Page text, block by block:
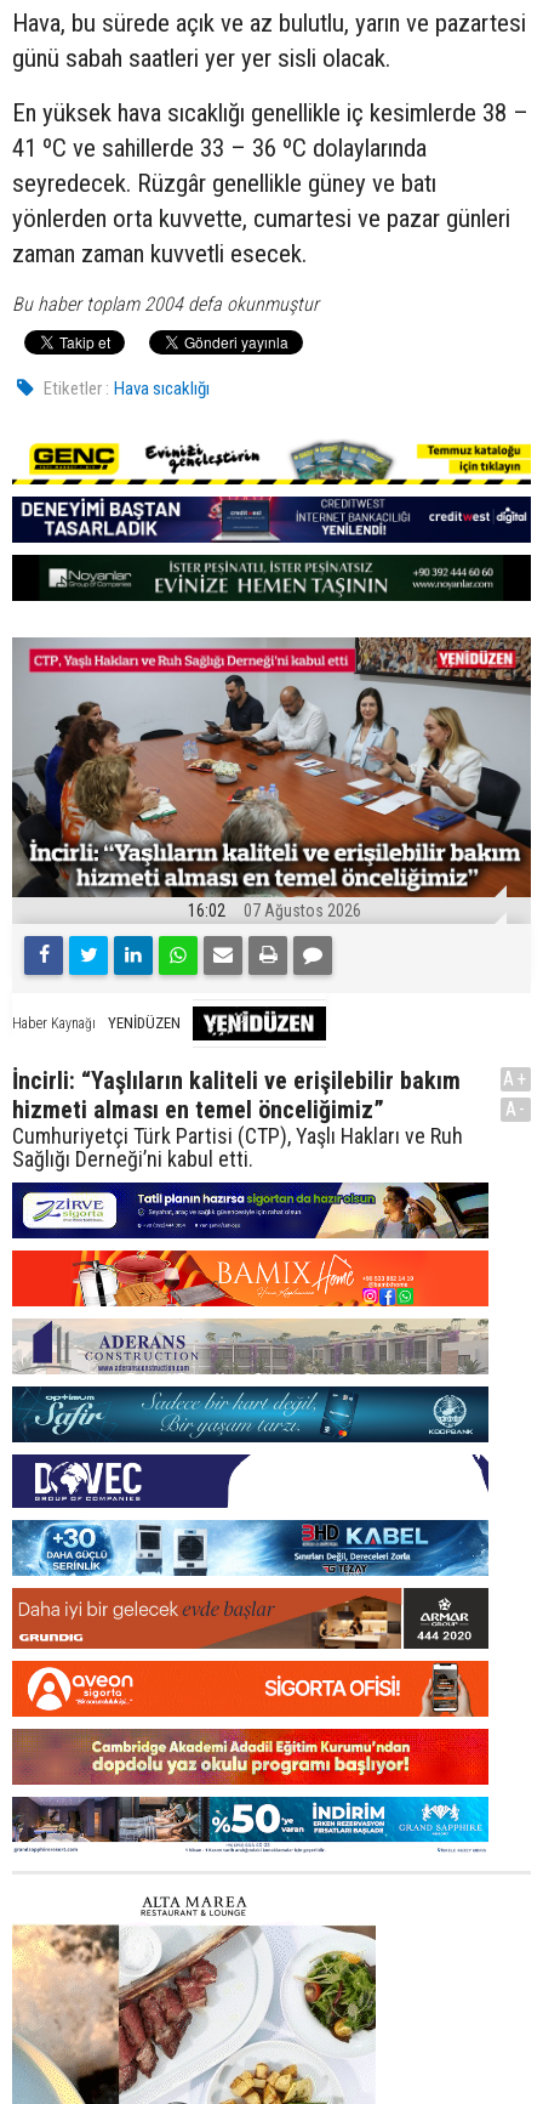
Hava, bu sürede açık ve az bulutlu, yarın ve pazartesi
günü sabah saatleri yer yer sisli olacak.
En yüksek hava sıcaklığı genellikle iç kesimlerde 38 –
41 ºC ve sahillerde 33 – 36 ºC dolaylarında
seyredecek. Rüzgâr genellikle güney ve batı
yönlerden orta kuvvette, cumartesi ve pazar günleri
zaman zaman kuvvetli esecek.
Bu haber toplam 2004 defa okunmuştur
Etiketler : Hava sıcaklığı
16:02 07 Ağustos 2026
Haber Kaynağı YENİDÜZEN
İncirli: “Yaşlıların kaliteli ve erişilebilir bakım
hizmeti alması en temel önceliğimiz”
Cumhuriyetçi Türk Partisi (CTP), Yaşlı Hakları ve Ruh
Sağlığı Derneği’ni kabul etti.
A+
A-